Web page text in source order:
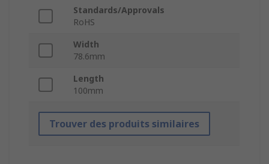
Standards/Approvals
RoHS
Width
78.6mm
Length
100mm
Trouver des produits similaires